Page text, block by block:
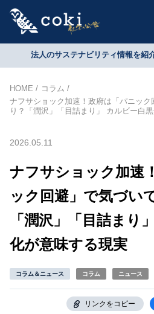
法人のサステナビリティ情報を紹
HOME
コラム
ナフサショック加速！政府は「パニッ
り？「潤沢」「目詰まり」 カルビー白
2026.05.11
ナフサショック加速
ック回避」で気づい
「潤沢」「目詰まり
化が意味する現実
コラム＆ニュース コラム ニュース
リンクをコピー